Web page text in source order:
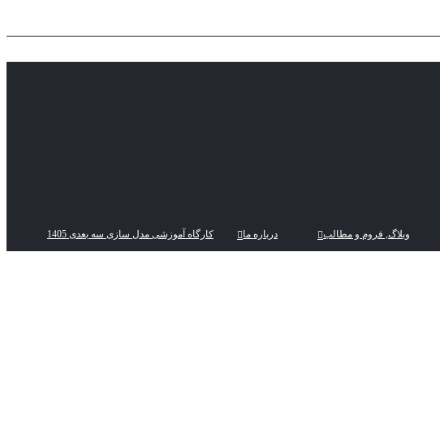
وبلاگ, فروم و مطالب درباره ما کارگاه آموزشی مدل سازی سه بعدی 1405